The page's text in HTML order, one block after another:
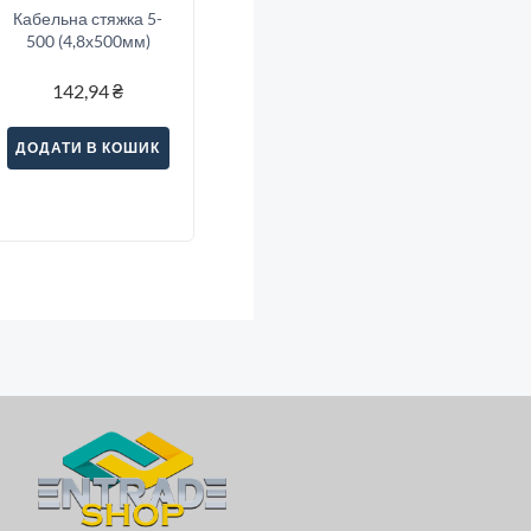
Кабельна стяжка 5-
500 (4,8х500мм)
142,94₴
ДОДАТИ В КОШИК